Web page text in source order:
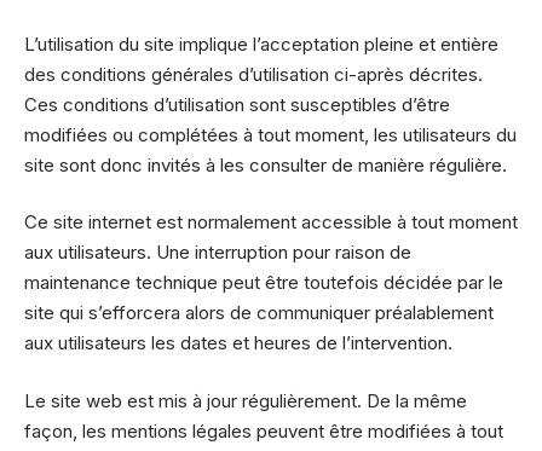
L’utilisation du site implique l’acceptation pleine et entière
des conditions générales d’utilisation ci-après décrites.
Ces conditions d’utilisation sont susceptibles d’être
modifiées ou complétées à tout moment, les utilisateurs du
site sont donc invités à les consulter de manière régulière.
Ce site internet est normalement accessible à tout moment
aux utilisateurs. Une interruption pour raison de
maintenance technique peut être toutefois décidée par le
site qui s’efforcera alors de communiquer préalablement
aux utilisateurs les dates et heures de l’intervention.
Le site web est mis à jour régulièrement. De la même
façon, les mentions légales peuvent être modifiées à tout